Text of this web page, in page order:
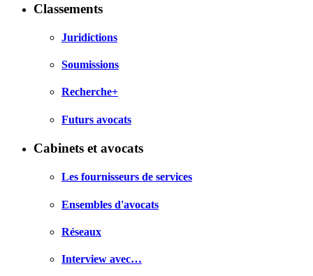
Classements
Juridictions
Soumissions
Recherche+
Futurs avocats
Cabinets et avocats
Les fournisseurs de services
Ensembles d'avocats
Réseaux
Interview avec…